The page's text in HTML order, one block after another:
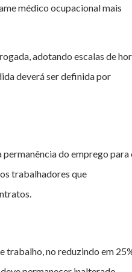
médico ocupacional mais
adotando escalas de
deverá ser definida por
do emprego para
trabalhadores que
trabalho, no reduzindo em